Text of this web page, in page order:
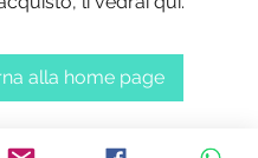
alla home page